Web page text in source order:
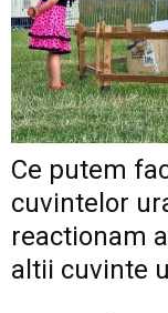
Ce putem
cuvintelor
reactionam
altii cuvinte